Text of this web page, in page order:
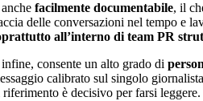
facilmente documentabile, il
delle conversazioni nel tempo e
all’interno di team PR
consente un alto grado di
calibrato sul singolo
riferimento è decisivo per farsi leggere.